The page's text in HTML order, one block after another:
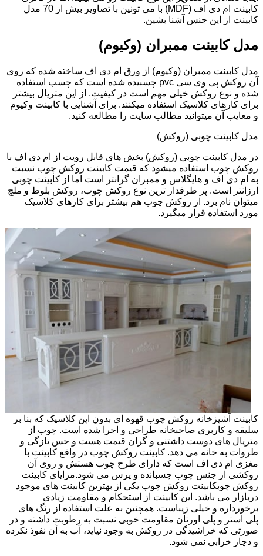
کابینت ام دی اف (MDF) با می تونین با تصاویر بیش از 70 مدل
کابینت از این جنس آشنا بشین.
مدل کابینت ممبران (وکیوم)
مدل کابینت ممبران (وکیوم) از ورق ام دی اف ساخته شده که روی
آن روکش پی وی سی pvc چسبیده شده است که چسب استفاده
شده و نوع روکش خیلی مهم است در کیفیت. از این متریال بیشتر
برای کارهای کلاسیک استفاده میکنند. برای آشنایی با کابینت وکیوم
و معایب آن میتوانید مطالب سایت را مطالعه کنید.
مدل کابینت چوبی (روکش)
در مدل کابینت چوبی (روکش) بخش های قابل رویت از ام دی اف با
روکش چوب استفاده میشود که قیمت کابینت روکش چوب نسبت
به ام دی اف و هایگلاس و ممبران گرانتر است اما از کابینت چوبی
ارزانتر است. پر طرفدار ترین نوع روکش چوب، روکش بلوط و ملچ
میتوان نام برد. از روکش چوب هم بیشتر برای کارهای کلاسیک
مورد استفاده قرار میگیرد.
کابینت آشپزخانه روکش چوب قهوه ای بدون اپن کلاسیک که بنا بر
سلیقه و کاربری صاحبخانه طراحی و اجرا شده است. چوب از
متریال های دوست داشتنی و گران قیمت هست و حس تازگی و
طروات به خانه می دهد. کابینت روکش چوب در واقع کابینت با
مغزی ام دی اف است که دارای طرح چوب هستش و روی آن
روکشی از جنس چوب چسبانده و پرس می شود.مزایای کابینت
روکش چوبکابینت روکش چوب یکی از بهترین کابینت های موجود
دربازار می باشد. این کابینت از استحکام و مقاومت زیادی
برخورداره و خیلی زیباست. همچنین به علت استفاده از رنگ های
پلی استر و پلی اورتان مقاومت خوبی نسبت به رطوبت داشته و در
صورتی که خراشیدگی در روکش به وجود نیاید، آب به آن نفوذ نکرده
و دچار خرابی نمی شود.